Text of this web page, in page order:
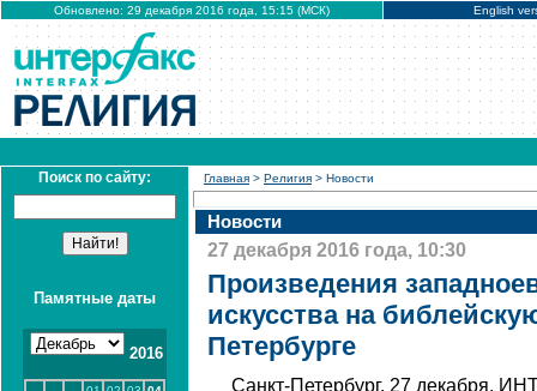
Обновлено: 29 декабря 2016 года, 15:15 (МСК) English
Поиск по сайту:
Памятные даты
2016
Главная > Религия > Новости
Новости
27 декабря 2016 года, 10:30
Произведения
искусства на
Петербурге
Санкт-Петербург. 27 декабря.